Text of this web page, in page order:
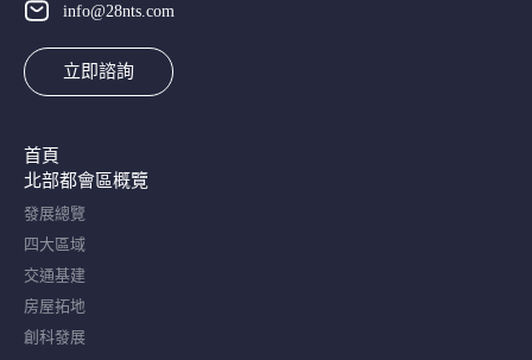
info@28nts.com
立即諮詢
首頁
北部都會區概覽​
發展總覽
四大區域
交通基建
房屋拓地
創科發展